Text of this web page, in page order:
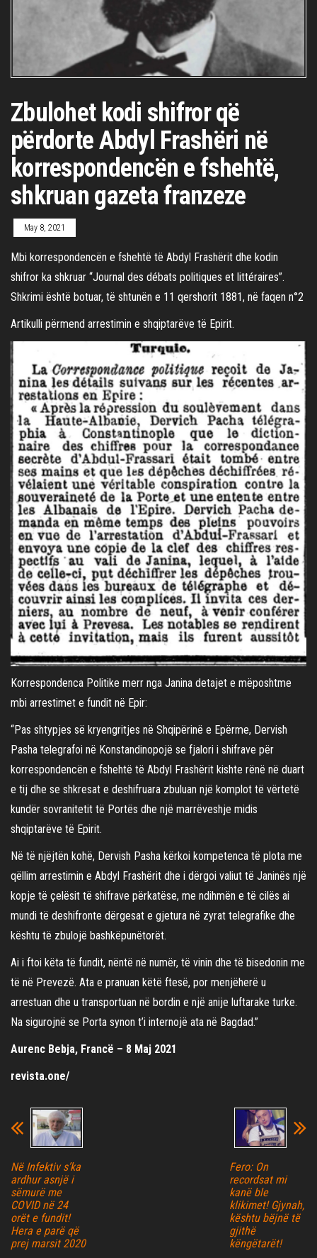
Zbulohet kodi shifror që
përdorte Abdyl Frashëri në
korrespondencën e fshehtë,
shkruan gazeta franzeze
May 8, 2021
Mbi korrespondencën e fshehtë të Abdyl Frashërit dhe kodin
shifror ka shkruar “Journal des débats politiques et littéraires”.
Shkrimi është botuar, të shtunën e 11 qershorit 1881, në faqen n°2
Artikulli përmend arrestimin e shqiptarëve të Epirit.
Korrespondenca Politike merr nga Janina detajet e mëposhtme
mbi arrestimet e fundit në Epir:
“Pas shtypjes së kryengritjes në Shqipërinë e Epërme, Dervish
Pasha telegrafoi në Konstandinopojë se fjalori i shifrave për
korrespondencën e fshehtë të Abdyl Frashërit kishte rënë në duart
e tij dhe se shkresat e deshifruara zbuluan një komplot të vërtetë
kundër sovranitetit të Portës dhe një marrëveshje midis
shqiptarëve të Epirit.
Në të njëjtën kohë, Dervish Pasha kërkoi kompetenca të plota me
qëllim arrestimin e Abdyl Frashërit dhe i dërgoi valiut të Janinës një
kopje të çelësit të shifrave përkatëse, me ndihmën e të cilës ai
mundi të deshifronte dërgesat e gjetura në zyrat telegrafike dhe
kështu të zbulojë bashkëpunëtorët.
Ai i ftoi këta të fundit, nëntë në numër, të vinin dhe të bisedonin me
të në Prevezë. Ata e pranuan këtë ftesë, por menjëherë u
arrestuan dhe u transportuan në bordin e një anije luftarake turke.
Na sigurojnë se Porta synon t’i internojë ata në Bagdad.”
Aurenc Bebja, Francë – 8 Maj 2021
revista.one/
Në Infektiv s’ka
ardhur asnjë i
sëmurë me
COVID në 24
orët e fundit!
Hera e parë që
prej marsit 2020
Fero: On
recordsat mi
kanë ble
klikimet! Gjynah,
kështu bëjnë të
gjithë
këngëtarët!